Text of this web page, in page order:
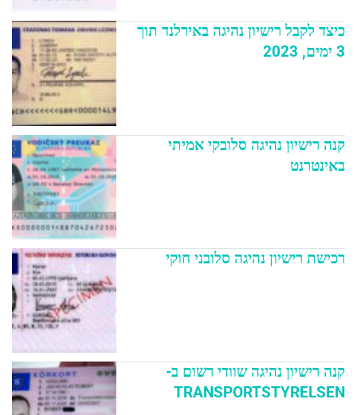
כיצד לקבל רישיון נהיגה באירלנד תוך
3 ימים, 2023
קנה רישיון נהיגה סלובקי אמיתי
באינטרנט
רכישת רישיון נהיגה סלובני חוקי
קנה רישיון נהיגה שוודי רשום ב-
TRANSPORTSTYRELSEN